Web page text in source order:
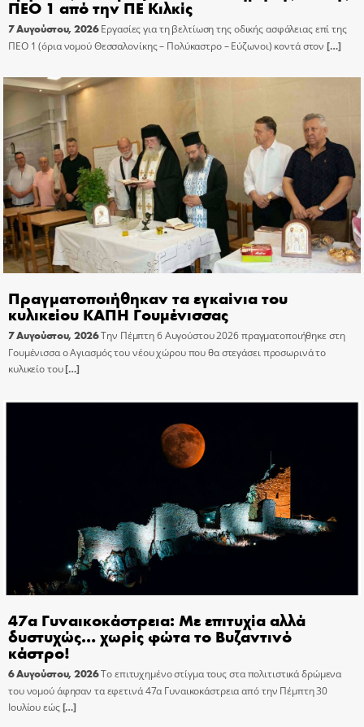
ΠΕΟ 1 από την ΠΕ Κιλκίς
7 Αυγούστου, 2026 Εργασίες για τη βελτίωση της οδικής ασφάλειας επί της
ΠΕΟ 1 (όρια νομού Θεσσαλονίκης – Πολύκαστρο – Εύζωνοι) κοντά στον […]
Πραγματοποιήθηκαν τα εγκαίνια του
κυλικείου ΚΑΠΗ Γουμένισσας
7 Αυγούστου, 2026Την Πέμπτη 6 Αυγούστου 2026 πραγματοποιήθηκε στη
Γουμένισσα ο Αγιασμός του νέου χώρου που θα στεγάσει προσωρινά το
κυλικείο του[…]
47α Γυναικοκάστρεια: Με επιτυχία αλλά
δυστυχώς… χωρίς φώτα το Βυζαντινό
κάστρο!
6 Αυγούστου, 2026Το επιτυχημένο στίγμα τους στα πολιτιστικά δρώμενα
του νομού άφησαν τα εφετινά 47α Γυναικοκάστρεια από την Πέμπτη 30
Ιουλίου εώς[…]